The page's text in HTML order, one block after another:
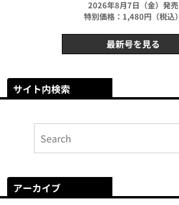
2026年8月7日（金）発売
特別価格：1,480円（税込）
最新号を見る
サイト内検索
アーカイブ